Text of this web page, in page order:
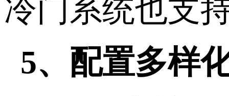
冷门系统也支
5、配置多样